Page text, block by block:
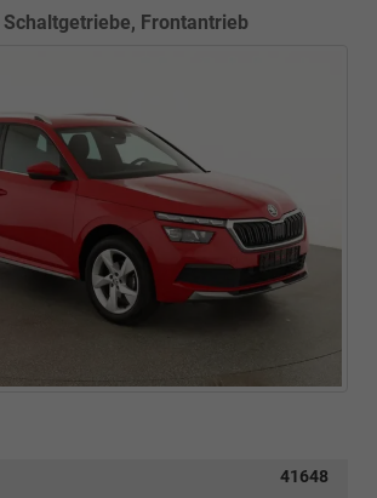
Schaltgetriebe, Frontantrieb
41648